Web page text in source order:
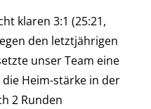
klaren 3:1 (25:21,
den letztjährigen
unser Team eine
Heim-stärke in der
2 Runden